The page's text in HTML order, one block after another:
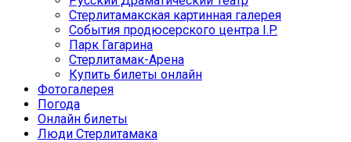
Стерлитамакская картинная галерея
События продюсерского центра I.P.
Парк Гагарина
Стерлитамак-Арена
Купить билеты онлайн
Фотогалерея
Погода
Онлайн билеты
Люди Стерлитамака